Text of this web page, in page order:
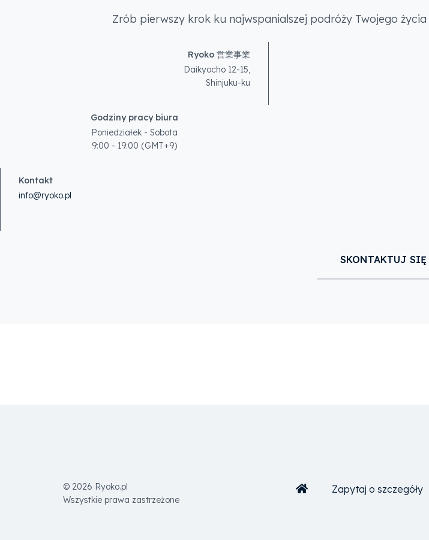
Zrób pierwszy krok ku najwspanialszej podróży Twojego
Ryoko 営業事業
Daikyocho 12-15,
Shinjuku-ku
Godziny pracy biura
Poniedziałek - Sobota
9:00 - 19:00 (GMT+9)
Kontakt
info@ryoko.pl
SKONTAKTUJ
© 2026 Ryoko.pl
Wszystkie prawa zastrzeżone
Zapytaj o szczegóły